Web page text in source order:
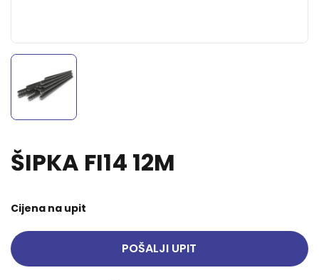
ŠIPKA FI14 12M
Cijena na upit
POŠALJI UPIT